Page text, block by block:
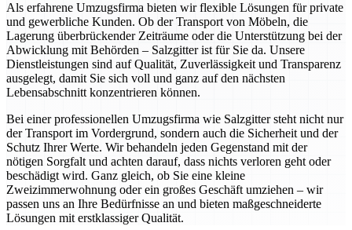
Als erfahrene Umzugsfirma bieten wir flexible Lösungen für private
und gewerbliche Kunden. Ob der Transport von Möbeln, die
Lagerung überbrückender Zeiträume oder die Unterstützung bei der
Abwicklung mit Behörden – Salzgitter ist für Sie da. Unsere
Dienstleistungen sind auf Qualität, Zuverlässigkeit und Transparenz
ausgelegt, damit Sie sich voll und ganz auf den nächsten
Lebensabschnitt konzentrieren können.
Bei einer professionellen Umzugsfirma wie Salzgitter steht nicht nur
der Transport im Vordergrund, sondern auch die Sicherheit und der
Schutz Ihrer Werte. Wir behandeln jeden Gegenstand mit der
nötigen Sorgfalt und achten darauf, dass nichts verloren geht oder
beschädigt wird. Ganz gleich, ob Sie eine kleine
Zweizimmerwohnung oder ein großes Geschäft umziehen – wir
passen uns an Ihre Bedürfnisse an und bieten maßgeschneiderte
Lösungen mit erstklassiger Qualität.